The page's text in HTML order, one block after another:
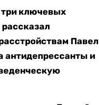
три ключевых
Павел
антидепрессанты и